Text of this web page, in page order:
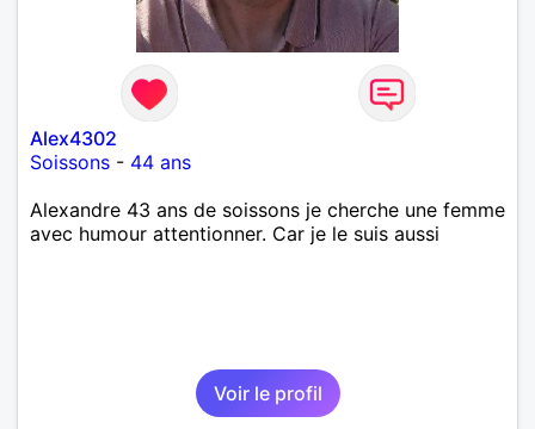
Alex4302
Soissons - 44 ans
Alexandre 43 ans de soissons je cherche une femme
avec humour attentionner. Car je le suis aussi
Voir le profil